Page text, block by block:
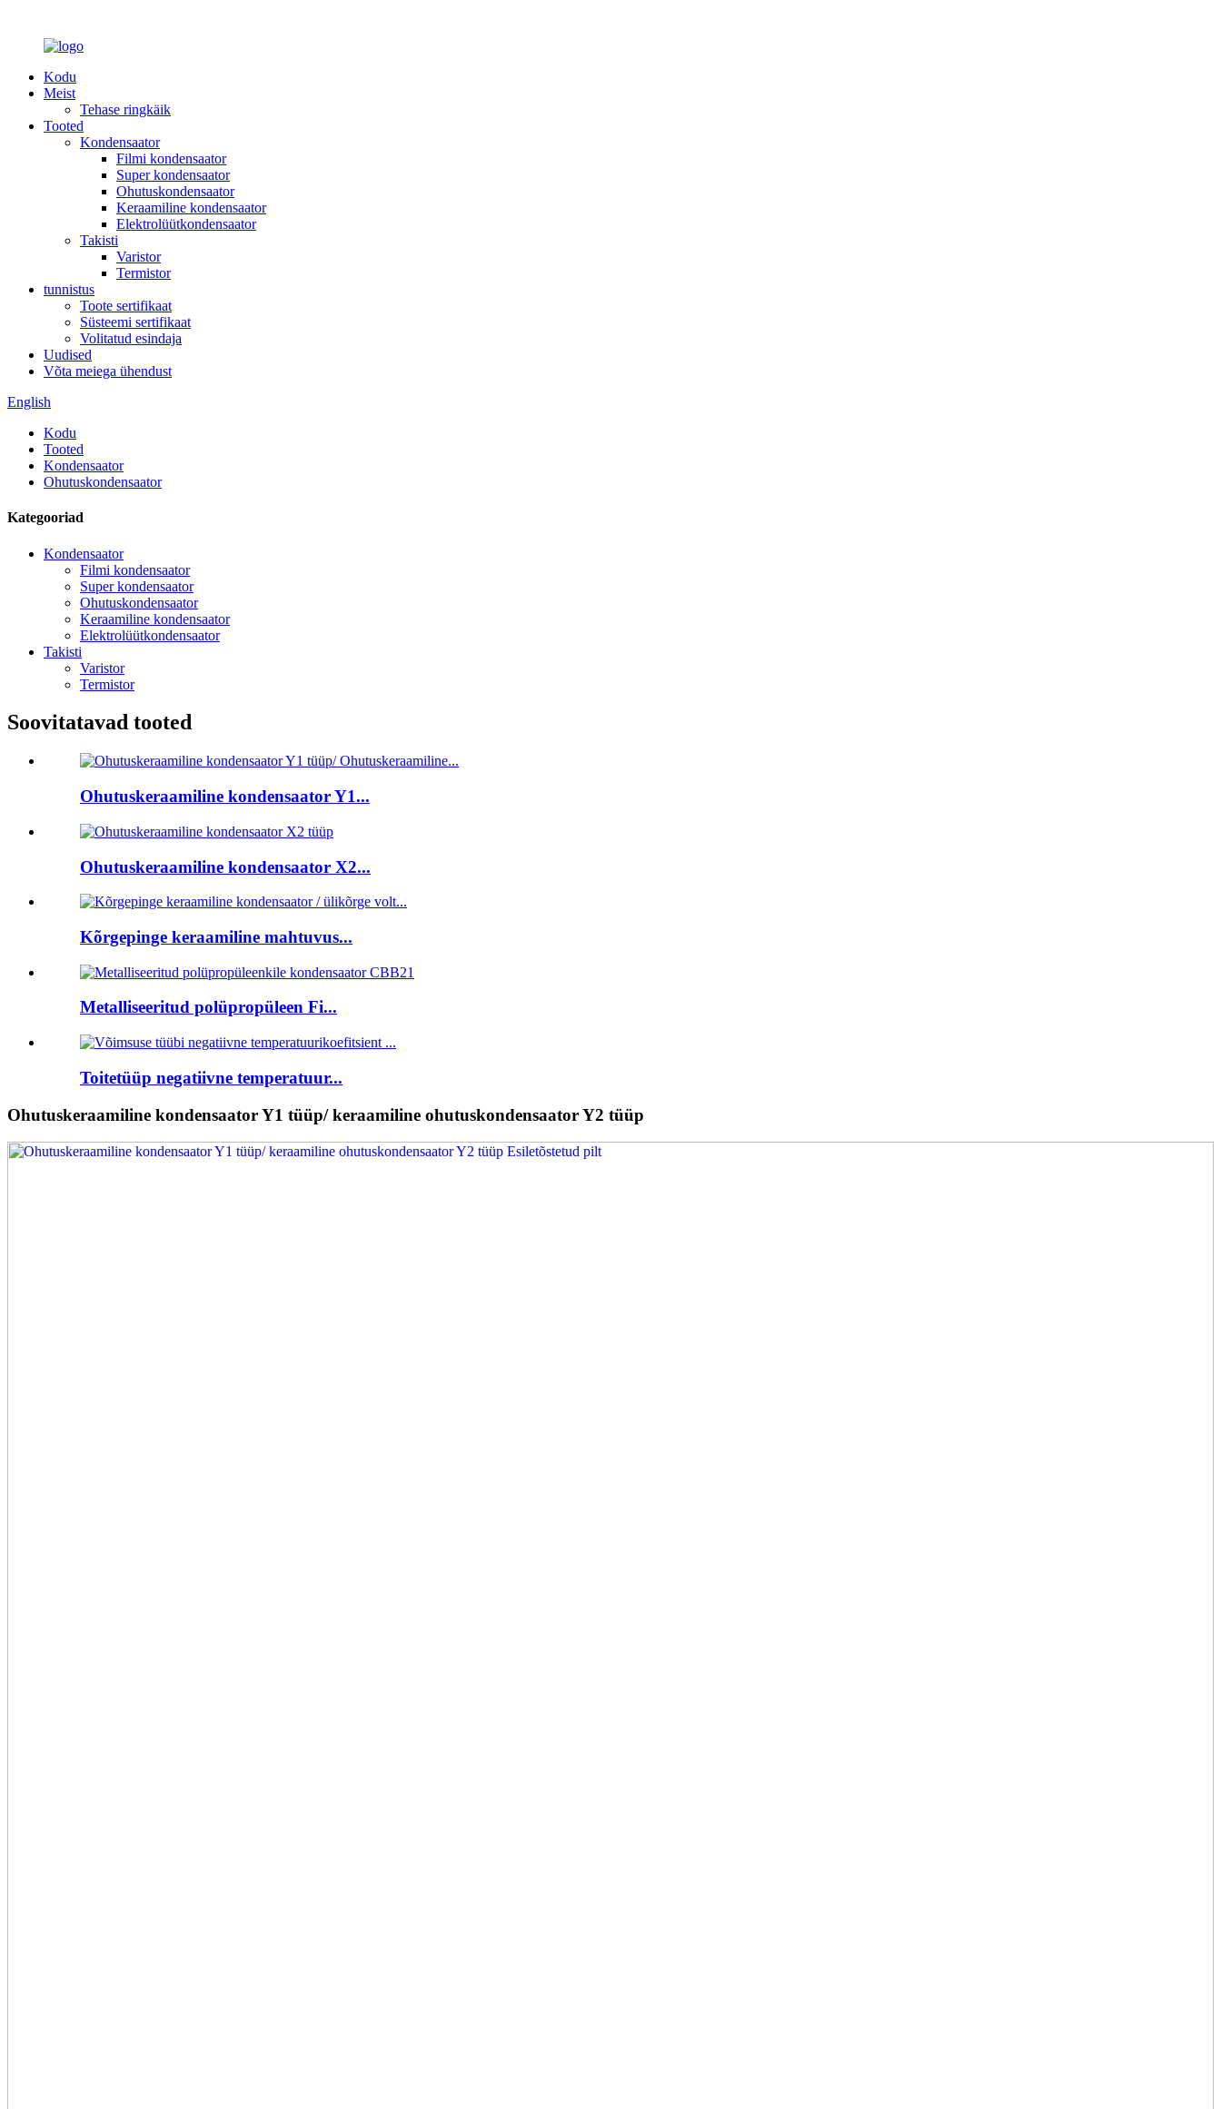
Kodu
Meist
Tehase ringkäik
Tooted
Kondensaator
Filmi kondensaator
Super kondensaator
Ohutuskondensaator
Keraamiline kondensaator
Elektrolüütkondensaator
Takisti
Varistor
Termistor
tunnistus
Toote sertifikaat
Süsteemi sertifikaat
Volitatud esindaja
Uudised
Võta meiega ühendust
English
Kodu
Tooted
Kondensaator
Ohutuskondensaator
Kategooriad
Kondensaator
Filmi kondensaator
Super kondensaator
Ohutuskondensaator
Keraamiline kondensaator
Elektrolüütkondensaator
Takisti
Varistor
Termistor
Soovitatavad tooted
Ohutuskeraamiline kondensaator Y1...
Ohutuskeraamiline kondensaator X2...
Kõrgepinge keraamiline mahtuvus...
Metalliseeritud polüpropüleen Fi...
Toitetüüp negatiivne temperatuur...
Ohutuskeraamiline kondensaator Y1 tüüp/ keraamiline ohutuskondensaator Y2 tüüp